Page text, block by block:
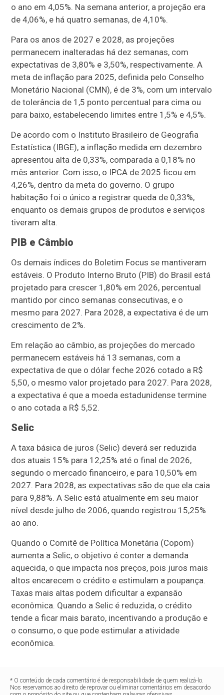
o ano em 4,05%. Na semana anterior, a projeção era
de 4,06%, e há quatro semanas, de 4,10%.
Para os anos de 2027 e 2028, as projeções
permanecem inalteradas há dez semanas, com
expectativas de 3,80% e 3,50%, respectivamente. A
meta de inflação para 2025, definida pelo Conselho
Monetário Nacional (CMN), é de 3%, com um intervalo
de tolerância de 1,5 ponto percentual para cima ou
para baixo, estabelecendo limites entre 1,5% e 4,5%.
De acordo com o Instituto Brasileiro de Geografia
Estatística (IBGE), a inflação medida em dezembro
apresentou alta de 0,33%, comparada a 0,18% no
mês anterior. Com isso, o IPCA de 2025 ficou em
4,26%, dentro da meta do governo. O grupo
habitação foi o único a registrar queda de 0,33%,
enquanto os demais grupos de produtos e serviços
tiveram alta.
PIB e Câmbio
Os demais índices do Boletim Focus se mantiveram
estáveis. O Produto Interno Bruto (PIB) do Brasil está
projetado para crescer 1,80% em 2026, percentual
mantido por cinco semanas consecutivas, e o
mesmo para 2027. Para 2028, a expectativa é de um
crescimento de 2%.
Em relação ao câmbio, as projeções do mercado
permanecem estáveis há 13 semanas, com a
expectativa de que o dólar feche 2026 cotado a R$
5,50, o mesmo valor projetado para 2027. Para 2028,
a expectativa é que a moeda estadunidense termine
o ano cotada a R$ 5,52.
Selic
A taxa básica de juros (Selic) deverá ser reduzida
dos atuais 15% para 12,25% até o final de 2026,
segundo o mercado financeiro, e para 10,50% em
2027. Para 2028, as expectativas são de que ela caia
para 9,88%. A Selic está atualmente em seu maior
nível desde julho de 2006, quando registrou 15,25%
ao ano.
Quando o Comitê de Política Monetária (Copom)
aumenta a Selic, o objetivo é conter a demanda
aquecida, o que impacta nos preços, pois juros mais
altos encarecem o crédito e estimulam a poupança.
Taxas mais altas podem dificultar a expansão
econômica. Quando a Selic é reduzida, o crédito
tende a ficar mais barato, incentivando a produção e
o consumo, o que pode estimular a atividade
econômica.
* O conteúdo de cada comentário é de responsabilidade de quem realizá-lo.
Nos reservamos ao direito de reprovar ou eliminar comentários em desacordo